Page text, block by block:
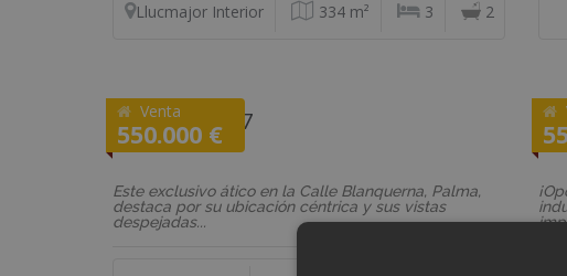
Llucmajor Interior 334 m² 3 2
Venta
550.000 €
REF: P2TO177
Ático
Este exclusivo ático en la Calle Blanquerna, Palma,
destaca por su ubicación céntrica y sus vistas
despejadas...